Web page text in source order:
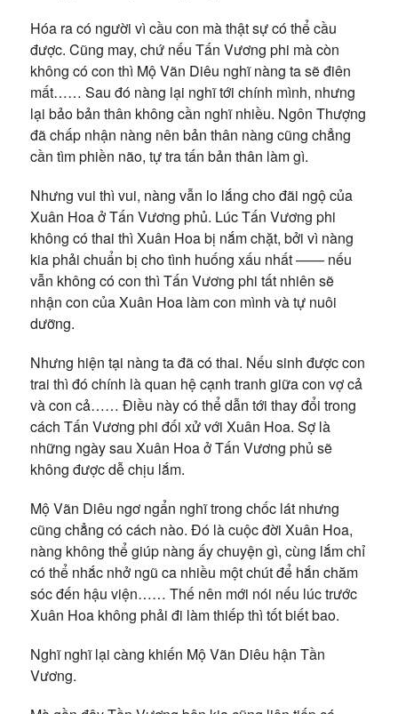
Hóa ra có người vì cầu con mà thật sự có thể cầu
được. Cũng may, chứ nếu Tấn Vương phi mà còn
không có con thì Mộ Vãn Diêu nghĩ nàng ta sẽ điên
mất…… Sau đó nàng lại nghĩ tới chính mình, nhưng
lại bảo bản thân không cần nghĩ nhiều. Ngôn Thượng
đã chấp nhận nàng nên bản thân nàng cũng chẳng
cần tìm phiền não, tự tra tấn bản thân làm gì.
Nhưng vui thì vui, nàng vẫn lo lắng cho đãi ngộ của
Xuân Hoa ở Tấn Vương phủ. Lúc Tấn Vương phi
không có thai thì Xuân Hoa bị nắm chặt, bởi vì nàng
kia phải chuẩn bị cho tình huống xấu nhất —— nếu
vẫn không có con thì Tấn Vương phi tất nhiên sẽ
nhận con của Xuân Hoa làm con mình và tự nuôi
dưỡng.
Nhưng hiện tại nàng ta đã có thai. Nếu sinh được con
trai thì đó chính là quan hệ cạnh tranh giữa con vợ cả
và con cả…… Điều này có thể dẫn tới thay đổi trong
cách Tấn Vương phi đối xử với Xuân Hoa. Sợ là
những ngày sau Xuân Hoa ở Tấn Vương phủ sẽ
không được dễ chịu lắm.
Mộ Vãn Diêu ngơ ngẩn nghĩ trong chốc lát nhưng
cũng chẳng có cách nào. Đó là cuộc đời Xuân Hoa,
nàng không thể giúp nàng ấy chuyện gì, cùng lắm chỉ
có thể nhắc nhở ngũ ca nhiều một chút để hắn chăm
sóc đến hậu viện…… Thế nên mới nói nếu lúc trước
Xuân Hoa không phải đi làm thiếp thì tốt biết bao.
Nghĩ nghĩ lại càng khiến Mộ Vãn Diêu hận Tần
Vương.